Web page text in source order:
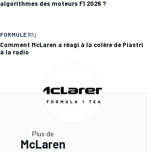
algorithmes des moteurs F1 2026 ?
FORMULE 111 j
Comment McLaren a réagi à la colère de Piastri
à la radio
Plus de
McLaren